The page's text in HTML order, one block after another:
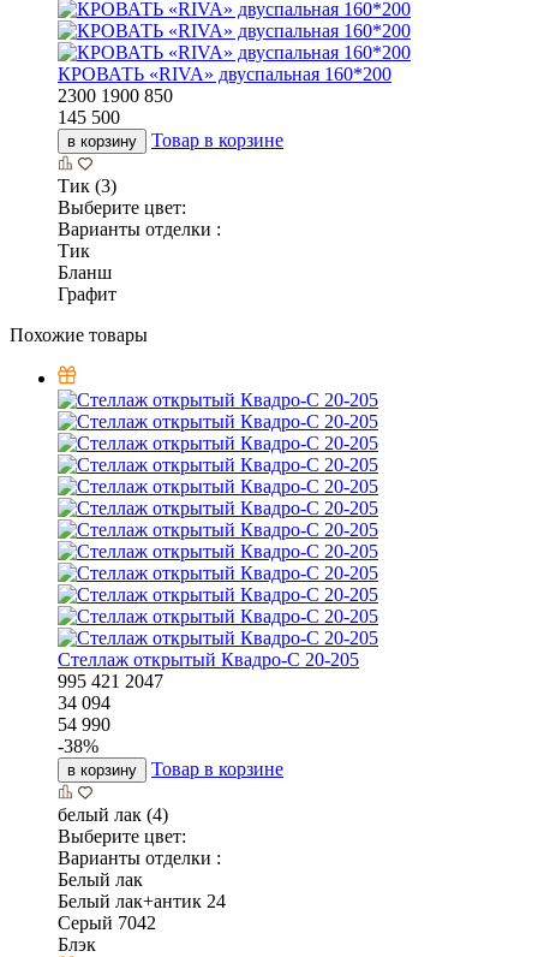
КРОВАТЬ «RIVA» двуспальная 160*200
2300 1900 850
145 500
в корзину Товар в корзине
Тик (3)
Выберите цвет:
Варианты отделки :
Тик
Бланш
Графит
Похожие товары
Стеллаж открытый Квадро-С 20-205
995 421 2047
34 094
54 990
-38%
в корзину Товар в корзине
белый лак (4)
Выберите цвет:
Варианты отделки :
Белый лак
Белый лак+антик 24
Серый 7042
Блэк